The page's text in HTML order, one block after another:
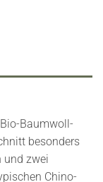
Baumwoll-
besonders
und zwei
Chino-